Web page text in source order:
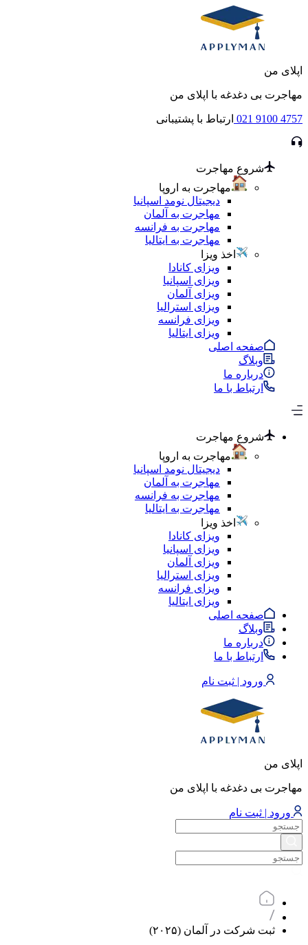
اپلای من
مهاجرت بی دغدغه با اپلای من
021 9100 4757 ارتباط با پشتیبانی
شروع مهاجرت
مهاجرت به اروپا
دیجیتال نومد اسپانیا
مهاجرت به آلمان
مهاجرت به فرانسه
مهاجرت به ایتالیا
اخذ ویزا
ویزای کانادا
ویزای اسپانیا
ویزای آلمان
ویزای استرالیا
ویزای فرانسه
ویزای ایتالیا
صفحه اصلی
وبلاگ
درباره ما
ارتباط با ما
شروع مهاجرت
مهاجرت به اروپا
دیجیتال نومد اسپانیا
مهاجرت به آلمان
مهاجرت به فرانسه
مهاجرت به ایتالیا
اخذ ویزا
ویزای کانادا
ویزای اسپانیا
ویزای آلمان
ویزای استرالیا
ویزای فرانسه
ویزای ایتالیا
صفحه اصلی
وبلاگ
درباره ما
ارتباط با ما
ورود | ثبت نام
اپلای من
مهاجرت بی دغدغه با اپلای من
ورود | ثبت نام
ثبت شرکت در آلمان (۲۰۲۵)